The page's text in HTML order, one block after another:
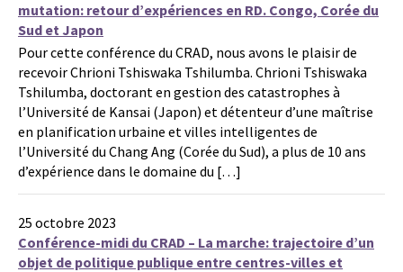
mutation: retour d’expériences en RD. Congo, Corée du
Sud et Japon
Pour cette conférence du CRAD, nous avons le plaisir de
recevoir Chrioni Tshiswaka Tshilumba. Chrioni Tshiswaka
Tshilumba, doctorant en gestion des catastrophes à
l’Université de Kansai (Japon) et détenteur d’une maîtrise
en planification urbaine et villes intelligentes de
l’Université du Chang Ang (Corée du Sud), a plus de 10 ans
d’expérience dans le domaine du […]
25 octobre 2023
Conférence-midi du CRAD – La marche: trajectoire d’un
objet de politique publique entre centres-villes et